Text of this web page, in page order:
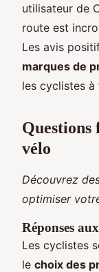
utilisateur de
route est
Les avis
marques de
les cyclistes à
Questions
vélo
Découvrez
optimiser
Réponses
Les cyclistes
le choix des